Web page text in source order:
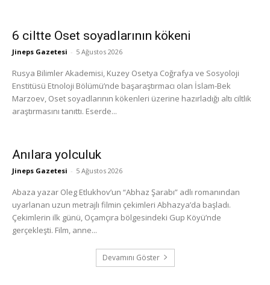
6 ciltte Oset soyadlarının kökeni
Jineps Gazetesi - 5 Ağustos 2026
Rusya Bilimler Akademisi, Kuzey Osetya Coğrafya ve Sosyoloji
Enstitüsü Etnoloji Bölümü’nde başaraştırmacı olan İslam-Bek
Marzoev, Oset soyadlarının kökenleri üzerine hazırladığı altı ciltlik
araştırmasını tanıttı. Eserde...
Anılara yolculuk
Jineps Gazetesi - 5 Ağustos 2026
Abaza yazar Oleg Etlukhov’un “Abhaz Şarabı” adlı romanından
uyarlanan uzun metrajlı filmin çekimleri Abhazya’da başladı.
Çekimlerin ilk günü, Oçamçıra bölgesindeki Gup Köyü’nde
gerçekleşti. Film, anne...
Devamını Göster